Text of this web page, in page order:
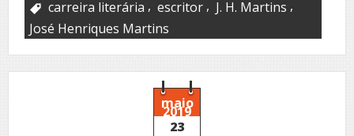
carreira literária , escritor , J. H. Martins ,
José Henriques Martins
maio
2019
23